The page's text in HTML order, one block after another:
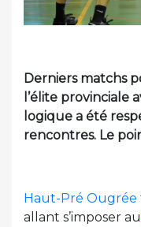
Derniers matchs
l’élite provinciale
logique a été
rencontres. Le
Haut-Pré Ougrée
allant s’imposer au